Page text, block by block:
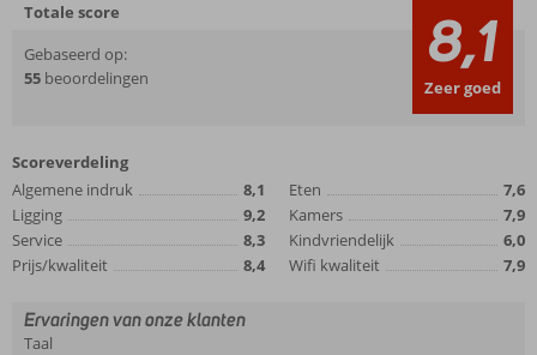
Totale score
Gebaseerd op:
55 beoordelingen 8,1
Zeer goed
Scoreverdeling
Algemene indruk
8,1
Ligging
9,2
Service
8,3
Prijs/kwaliteit
8,4
Eten
7,6
Kamers
7,9
Kindvriendelijk
6,0
Wifi kwaliteit
7,9
Ervaringen van onze klanten
Taal